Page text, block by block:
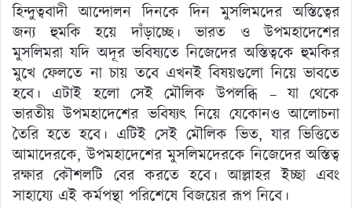
হিন্দুত্ববাদী আন্দোলন দিনকে দিন মুসলিমদের অস্তিত্বের
জন্য হুমকি হয়ে দাঁড়াচ্ছে। ভারত ও উপমহাদেশের
মুসলিমরা যদি অদূর ভবিষ্যতে নিজেদের অস্তিত্বকে হুমকির
মুখে ফেলতে না চায় তবে এখনই বিষয়গুলো নিয়ে ভাবতে
হবে। এটাই হলো সেই মৌলিক উপলব্ধি – যা থেকে
ভারতীয় উপমহাদেশের ভবিষ্যৎ নিয়ে যেকোনও আলোচনা
তৈরি হতে হবে। এটিই সেই মৌলিক ভিত, যার ভিত্তিতে
আমাদেরকে, উপমহাদেশের মুসলিমদেরকে নিজেদের অস্তিত্ব
রক্ষার কৌশলটি বের করতে হবে। আল্লাহর ইচ্ছা এবং
সাহায্যে এই কর্মপন্থা পরিশেষে বিজয়ের রূপ নিবে।